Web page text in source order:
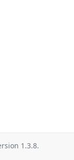
1.3.8.